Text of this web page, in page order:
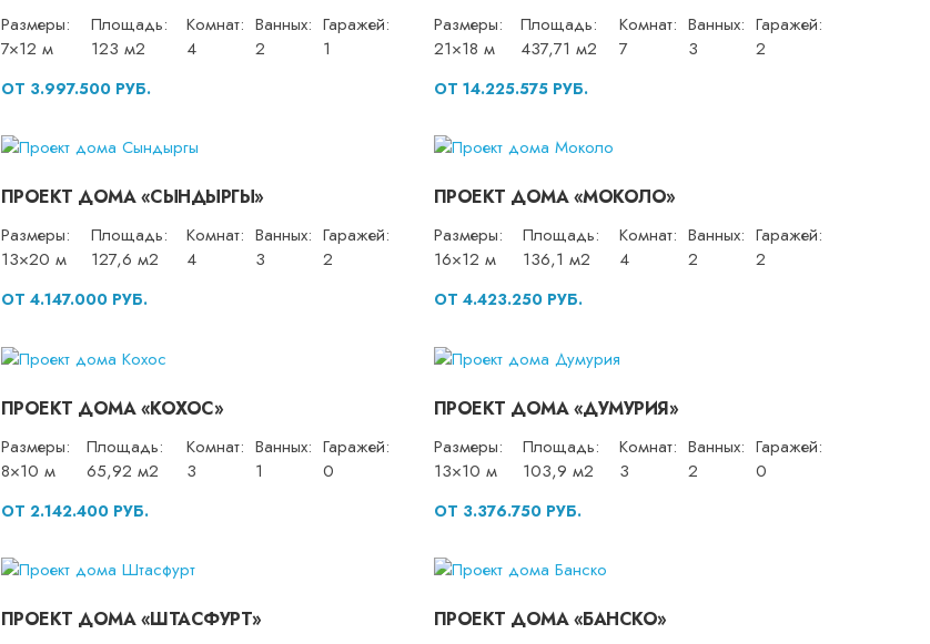
Размеры:
7×12 м
Площадь:
123 м2
Комнат:
4
Ванных:
2
Гаражей:
1
ОТ 3.997.500 РУБ.
Размеры:
21×18 м
Площадь:
437,71 м2
Комнат:
7
Ванных:
3
Гаражей:
2
ОТ 14.225.575 РУБ.
ПРОЕКТ ДОМА «СЫНДЫРГЫ»
Размеры:
13×20 м
Площадь:
127,6 м2
Комнат:
4
Ванных:
3
Гаражей:
2
ОТ 4.147.000 РУБ.
ПРОЕКТ ДОМА «МОКОЛО»
Размеры:
16×12 м
Площадь:
136,1 м2
Комнат:
4
Ванных:
2
Гаражей:
2
ОТ 4.423.250 РУБ.
ПРОЕКТ ДОМА «КОХОС»
Размеры:
8×10 м
Площадь:
65,92 м2
Комнат:
3
Ванных:
1
Гаражей:
0
ОТ 2.142.400 РУБ.
ПРОЕКТ ДОМА «ДУМУРИЯ»
Размеры:
13×10 м
Площадь:
103,9 м2
Комнат:
3
Ванных:
2
Гаражей:
0
ОТ 3.376.750 РУБ.
ПРОЕКТ ДОМА «ШТАСФУРТ» ПРОЕКТ ДОМА «БАНСКО»